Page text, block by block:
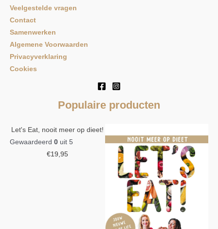
Veelgestelde vragen
Contact
Samenwerken
Algemene Voorwaarden
Privacyverklaring
Cookies
Populaire producten
Let's Eat, nooit meer op dieet!
Gewaardeerd 0 uit 5
€19,95